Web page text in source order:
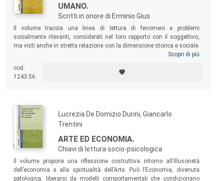
UMANO.
Scritti in onore di Erminio Gius
Il volume traccia una linea di lettura di fenomeni e problemi
socialmente rilevanti, considerati nel loro rapporto con il soggettivo,
ma visti anche in stretta relazione con la dimensione storica e sociale.
La consapevolezza che nessuna disciplina, per quanto evoluta, può
metodi come unici ed esclusivi, ripropone le attese del grande
umanesimo moderno, insieme agli insegnamenti della migliore
Scopri di più
cod.
1243.56
Lucrezia De Domizio Durini, Giancarlo
Trentini
ARTE ED ECONOMIA.
Chiavi di lettura socio-psicologica
Il volume propone una riflessione costruttiva intorno all’illusorietà
dell’economia e alla spiritualità dell’Arte. Può l’Economia, divenuta
patologica, liberarsi da modelli comportamentali che condizionano